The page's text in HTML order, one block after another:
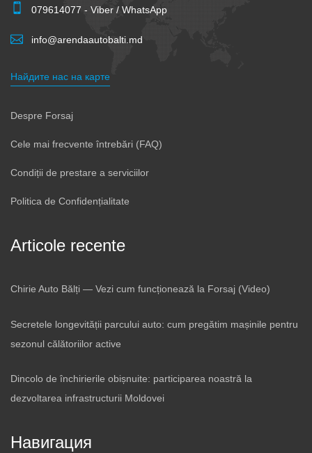
079614077 - Viber / WhatsApp
info@arendaautobalti.md
Найдите нас на карте
Despre Forsaj
Cele mai frecvente întrebări (FAQ)
Condiții de prestare a serviciilor
Politica de Confidențialitate
Articole recente
Chirie Auto Bălți — Vezi cum funcționează la Forsaj (Video)
Secretele longevității parcului auto: cum pregătim mașinile pentru
sezonul călătoriilor active
Dincolo de închirierile obișnuite: participarea noastră la
dezvoltarea infrastructurii Moldovei
Навигация